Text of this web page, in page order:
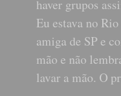
haver grupos
Eu estava no
amiga de SP e
mão e não
lavar a mão. O